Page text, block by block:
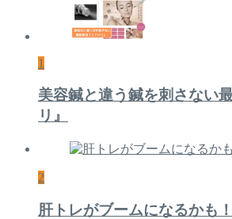
1
美容鍼と違う鍼を刺さない
リ』
2
肝トレがブームになるかも！